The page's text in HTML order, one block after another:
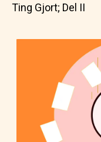
Ting Gjort; Del II